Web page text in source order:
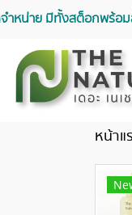
น่าย มีทั้งสต็อกพร้อ
หน้าแ